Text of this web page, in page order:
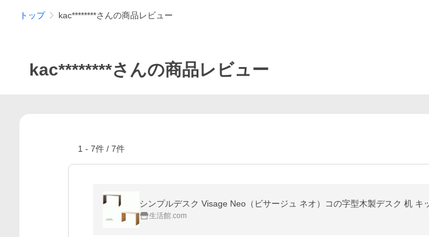
トップ kac********さんの商品レビュー
kac********さんの商品レビュー
1 - 7件 / 7件
シンプルデスク Visage Neo（ビサージュ ネオ）コの字型木製デスク 机
生活館.com